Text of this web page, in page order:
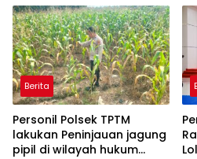
Penanaman Mangrove
Berita
Personil Polsek TPTM
lakukan Peninjauan jagung
pipil di wilayah hukum